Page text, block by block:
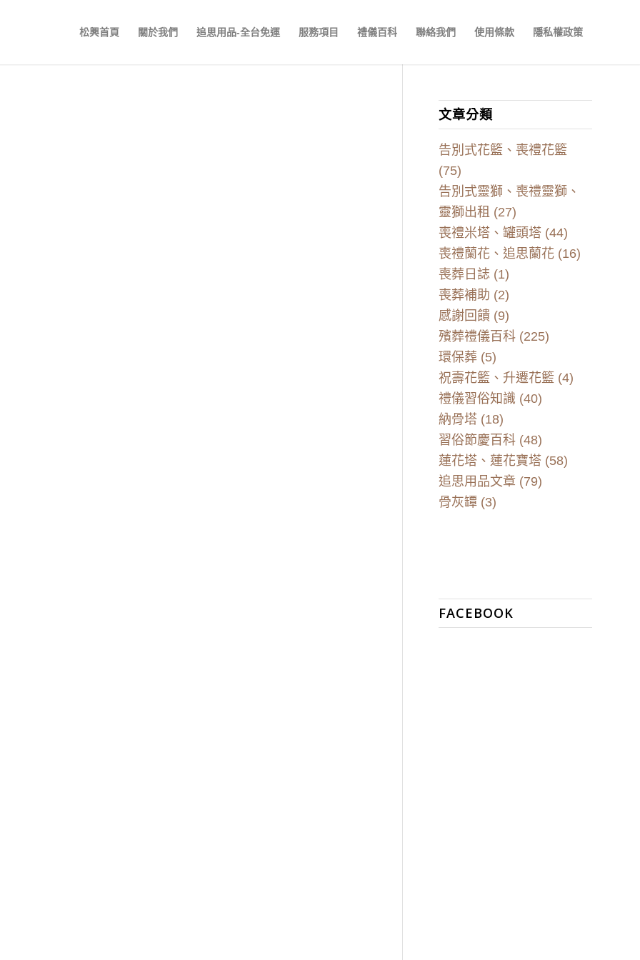
松興首頁 關於我們 追思用品-全台免運 服務項目 禮儀百科 聯絡我們 使用條款 隱私權政策
文章分類
告別式花籃、喪禮花籃
(75)
告別式靈獅、喪禮靈獅、
靈獅出租 (27)
喪禮米塔、罐頭塔 (44)
喪禮蘭花、追思蘭花(16)
喪葬日誌 (1)
喪葬補助 (2)
感謝回饋(9)
殯葬禮儀百科(225)
環保葬(5)
祝壽花籃、升遷花籃 (4)
禮儀習俗知識 (40)
納骨塔 (18)
習俗節慶百科(48)
蓮花塔、蓮花寶塔 (58)
追思用品文章 (79)
骨灰罈(3)
FACEBOOK